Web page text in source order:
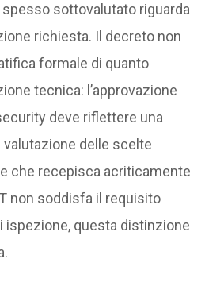
sottovalutato riguarda
richiesta. Il decreto non
formale di quanto
tecnica: l’approvazione
deve riflettere una
delle scelte
che recepisca acriticamente
non soddisfa il requisito
ispezione, questa distinzione